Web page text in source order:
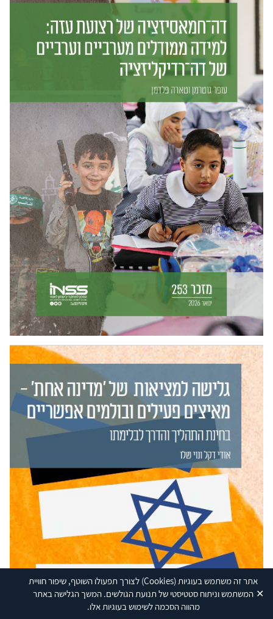
אתר זה משתמש בעוגיות(Cookies) לצורך תפעולו השוטף, שיפור חוויית
המשתמש וניתוח סטטיסטי של תנועת הגולשים. המשך הגלישה באתר
מהווה הסכמה לשימוש בעוגיות אלו.
✕